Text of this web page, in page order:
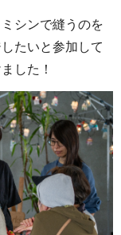
シンで縫うのを
たいと参加して
した！